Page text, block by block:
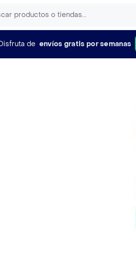
de envíos gratis por semanas